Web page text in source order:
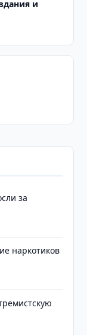
и
за
наркотиков